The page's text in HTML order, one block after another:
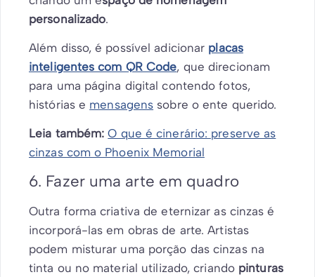
personalizado.
Além disso, é possível adicionar placas
inteligentes com QR Code, que direcionam
para uma página digital contendo fotos,
histórias e mensagens sobre o ente querido.
Leia também:O que é cinerário: preserve as
cinzas com o Phoenix Memorial
6. Fazer uma arte em quadro
Outra forma criativa de eternizar as cinzas é
incorporá-las em obras de arte. Artistas
podem misturar uma porção das cinzas na
tinta ou no material utilizado, criando pinturas